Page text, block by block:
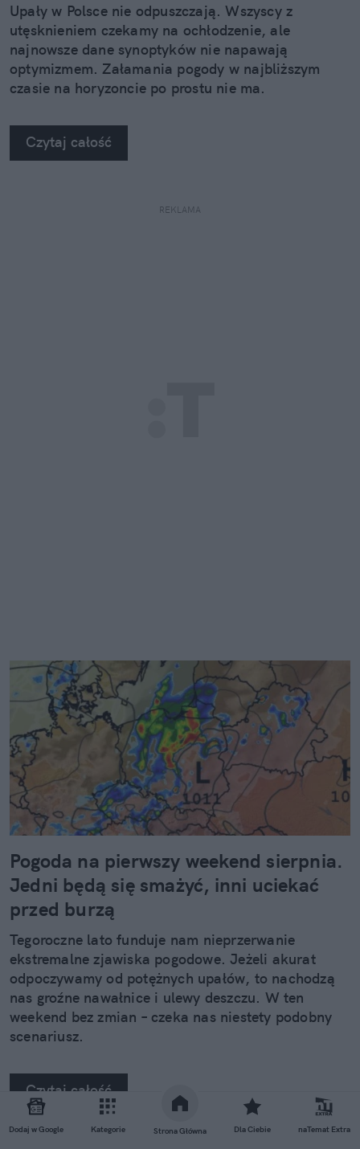
Dodaj w Google Kategorie Strona Główna Dla Ciebie naTemat Extra
Upały w Polsce nie odpuszczają. Wszyscy z
utęsknieniem czekamy na ochłodzenie, ale
najnowsze dane synoptyków nie napawają
optymizmem. Załamania pogody w najbliższym
czasie na horyzoncie po prostu nie ma.
Czytaj całość
REKLAMA
Pogoda na pierwszy weekend sierpnia.
Jedni będą się smażyć, inni uciekać
przed burzą
Tegoroczne lato funduje nam nieprzerwanie
ekstremalne zjawiska pogodowe. Jeżeli akurat
odpoczywamy od potężnych upałów, to nachodzą
nas groźne nawałnice i ulewy deszczu. W ten
weekend bez zmian – czeka nas niestety podobny
scenariusz.
Czytaj całość